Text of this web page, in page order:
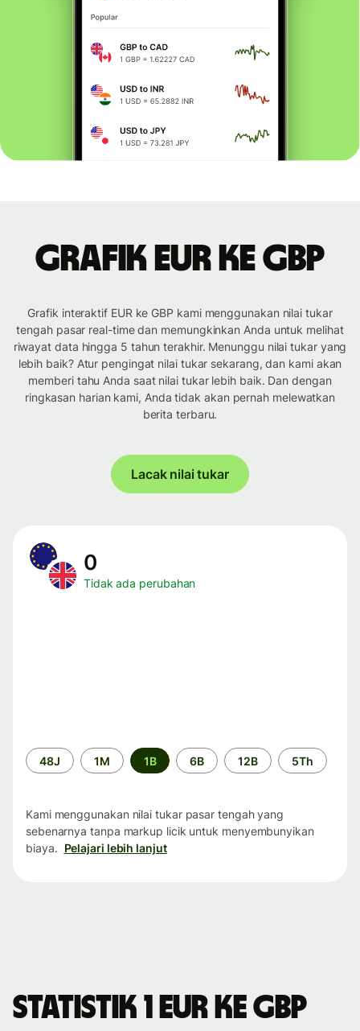
Grafik EUR ke GBP
Grafik interaktif EUR ke GBP kami menggunakan nilai tukar
tengah pasar real-time dan memungkinkan Anda untuk melihat
riwayat data hingga 5 tahun terakhir. Menunggu nilai tukar yang
lebih baik? Atur pengingat nilai tukar sekarang, dan kami akan
memberi tahu Anda saat nilai tukar lebih baik. Dan dengan
ringkasan harian kami, Anda tidak akan pernah melewatkan
berita terbaru.
Lacak nilai tukar
0
Tidak ada perubahan
Periode
waktu
48J 1M 1B 6B 12B 5Th
Kami menggunakan nilai tukar pasar tengah yang
sebenarnya tanpa markup licik untuk menyembunyikan
biaya. Pelajari lebih lanjut
Statistik 1 EUR ke GBP